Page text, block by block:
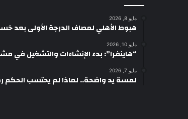
مايو 8, 2026
هبوط الأهلي لمصاف الدرجة الأولى بعد
مايو 10, 2026
“هاينفرا”: بدء الإنشاءات والتشغيل في
مايو 7, 2026
لمسة يد واضحة.. لماذا لم يحتسب الحكم